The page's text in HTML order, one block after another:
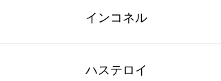
インコネル
ハステロイ